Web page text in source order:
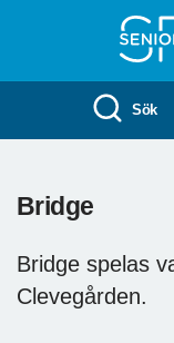
Sök
Bridge
Bridge spelas
Clevegården.